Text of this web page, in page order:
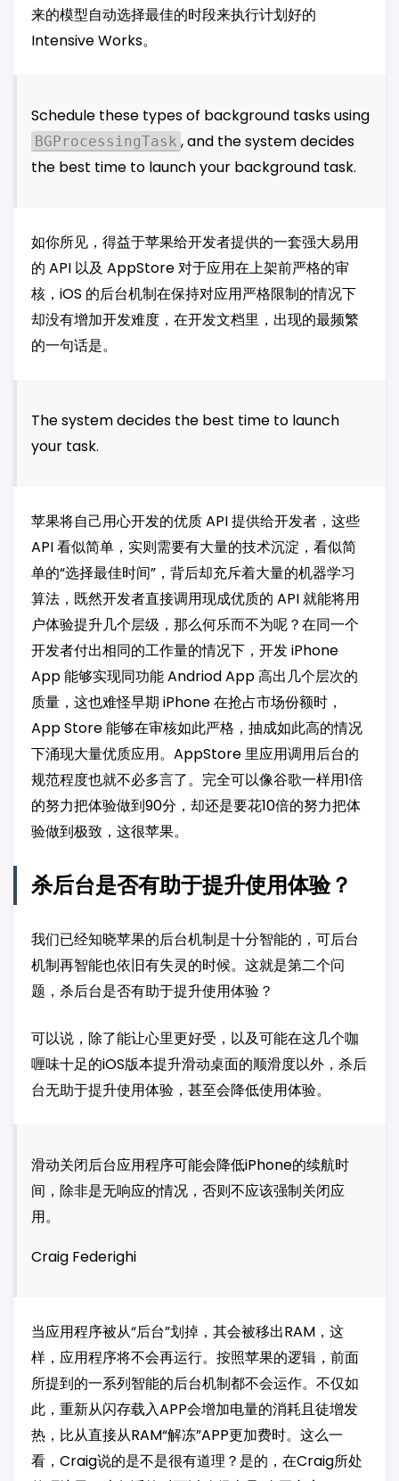
来的模型自动选择最佳的时段来执行计划好的
Intensive Works。
Schedule these types of background tasks using
BGProcessingTask , and the system decides
the best time to launch your background task.
如你所见，得益于苹果给开发者提供的一套强大易用
的 API 以及 AppStore 对于应用在上架前严格的审
核，iOS 的后台机制在保持对应用严格限制的情况下
却没有增加开发难度，在开发文档里，出现的最频繁
的一句话是。
The system decides the best time to launch
your task.
苹果将自己用心开发的优质 API 提供给开发者，这些
API 看似简单，实则需要有大量的技术沉淀，看似简
单的“选择最佳时间”，背后却充斥着大量的机器学习
算法，既然开发者直接调用现成优质的 API 就能将用
户体验提升几个层级，那么何乐而不为呢？在同一个
开发者付出相同的工作量的情况下，开发 iPhone
App 能够实现同功能 Andriod App 高出几个层次的
质量，这也难怪早期 iPhone 在抢占市场份额时，
App Store 能够在审核如此严格，抽成如此高的情况
下涌现大量优质应用。AppStore 里应用调用后台的
规范程度也就不必多言了。完全可以像谷歌一样用1倍
的努力把体验做到90分，却还是要花10倍的努力把体
验做到极致，这很苹果。
杀后台是否有助于提升使用体验？
我们已经知晓苹果的后台机制是十分智能的，可后台
机制再智能也依旧有失灵的时候。这就是第二个问
题，杀后台是否有助于提升使用体验？
可以说，除了能让心里更好受，以及可能在这几个咖
喱味十足的iOS版本提升滑动桌面的顺滑度以外，杀后
台无助于提升使用体验，甚至会降低使用体验。
滑动关闭后台应用程序可能会降低iPhone的续航时
间，除非是无响应的情况，否则不应该强制关闭应
用。
Craig Federighi
当应用程序被从“后台”划掉，其会被移出RAM，这
样，应用程序将不会再运行。按照苹果的逻辑，前面
所提到的一系列智能的后台机制都不会运作。不仅如
此，重新从闪存载入APP会增加电量的消耗且徒增发
热，比从直接从RAM“解冻”APP更加费时。这么一
看，Craig说的是不是很有道理？是的，在Craig所处